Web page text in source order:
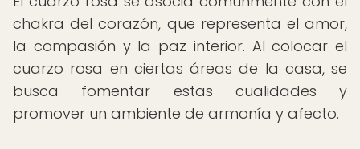
chakra del corazón, que representa el amor,
la compasión y la paz interior. Al colocar el
cuarzo rosa en ciertas áreas de la casa, se
busca fomentar estas cualidades y
promover un ambiente de armonía y afecto.